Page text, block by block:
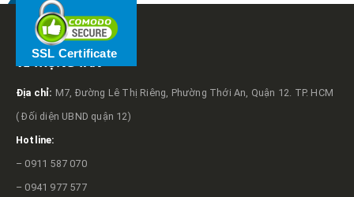
SSL Certificate
VỀ TRỌNG TẤN
Địa chỉ: M7, Đường Lê Thị Riêng, Phường Thới An, Quận 12. TP. HCM
( Đối diện UBND quận 12)
Hotline:
– 0911 587 070
– 0941 977 577